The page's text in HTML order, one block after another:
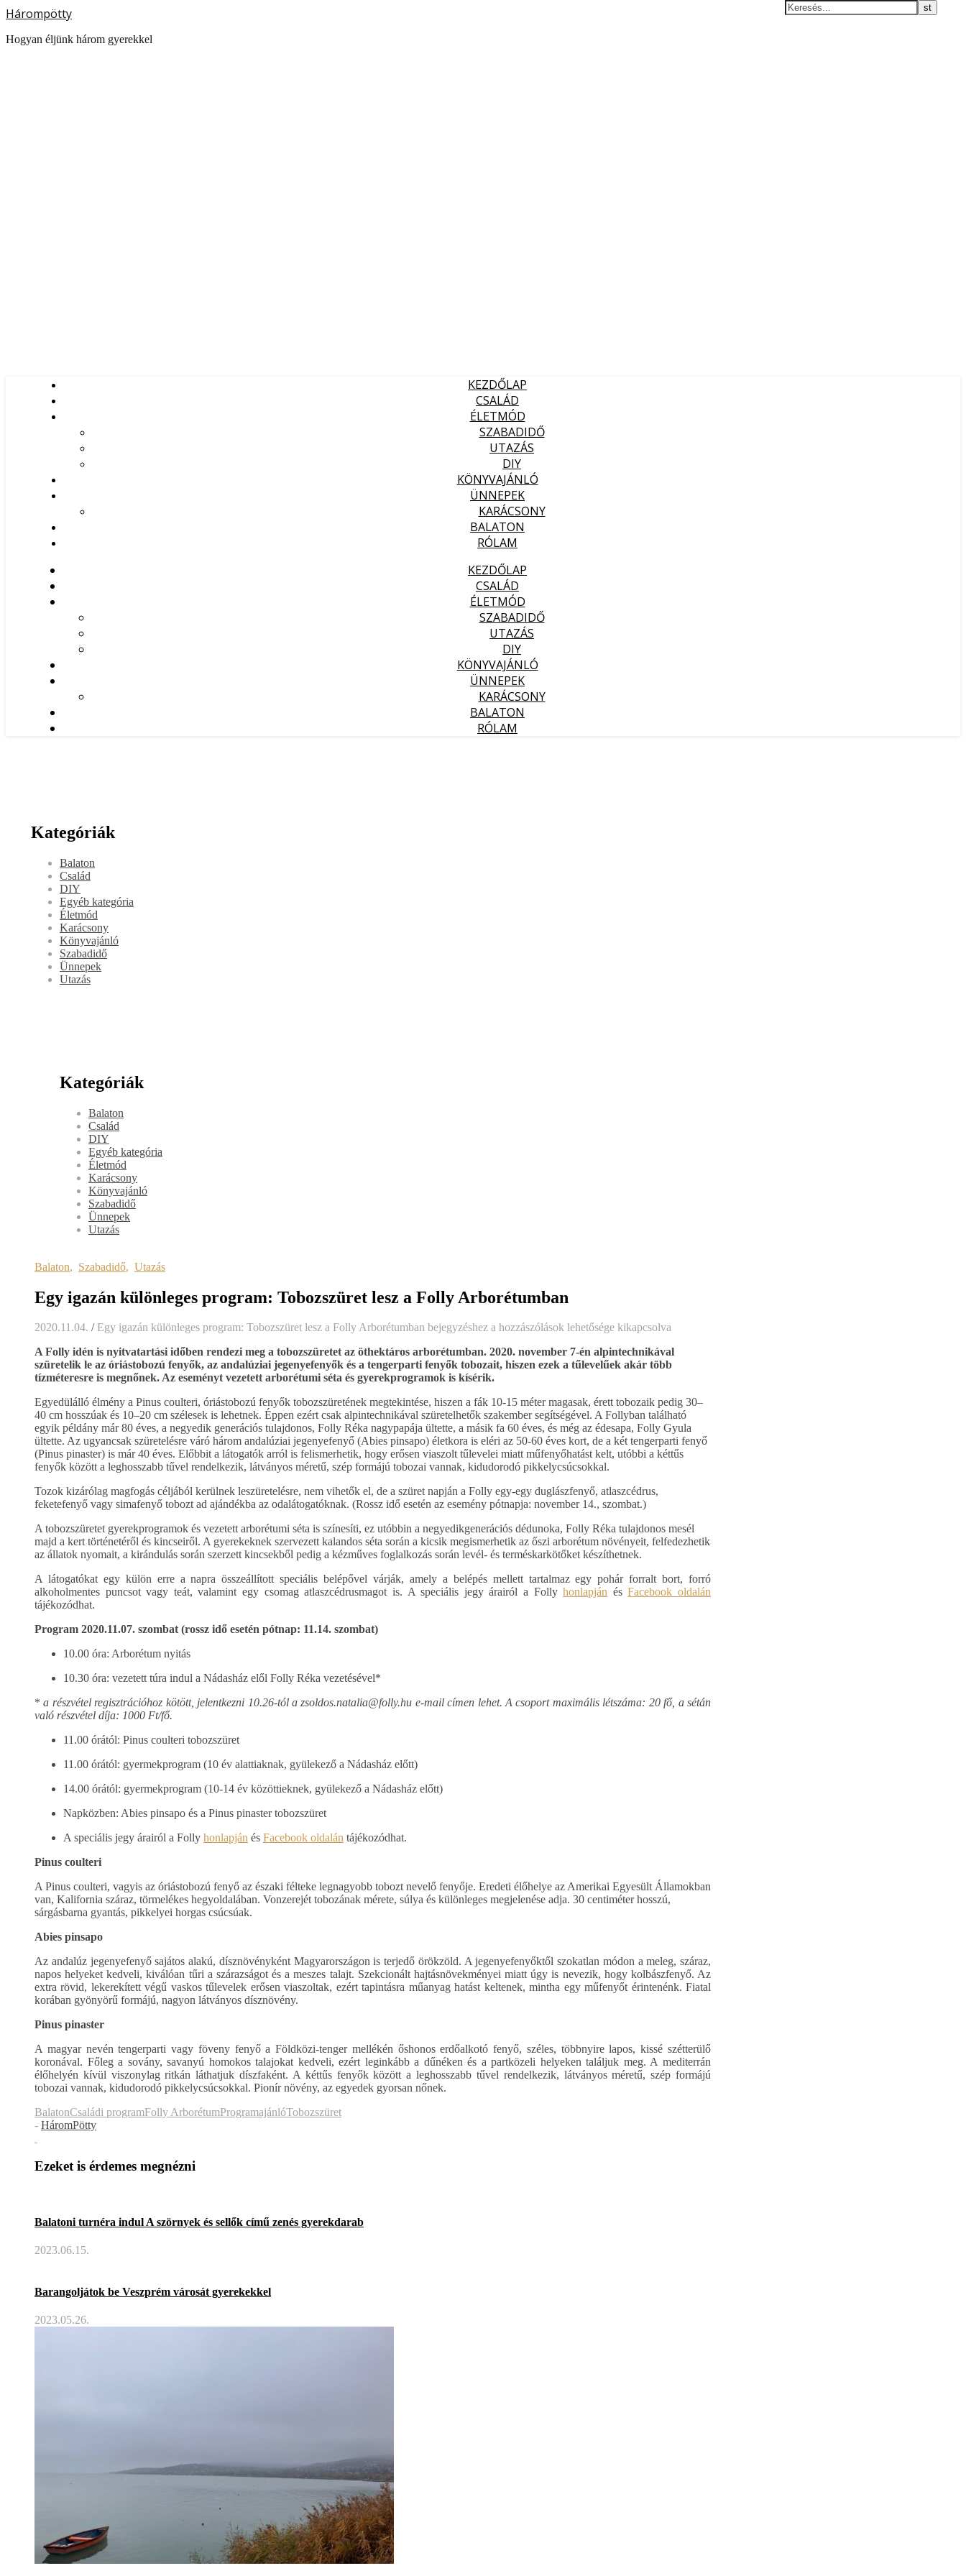
Hárompötty
Hogyan éljünk három gyerekkel
KEZDŐLAP
CSALÁD
ÉLETMÓD
SZABADIDŐ
UTAZÁS
DIY
KÖNYVAJÁNLÓ
ÜNNEPEK
KARÁCSONY
BALATON
RÓLAM
KEZDŐLAP
CSALÁD
ÉLETMÓD
SZABADIDŐ
UTAZÁS
DIY
KÖNYVAJÁNLÓ
ÜNNEPEK
KARÁCSONY
BALATON
RÓLAM
Kategóriák
Balaton
Család
DIY
Egyéb kategória
Életmód
Karácsony
Könyvajánló
Szabadidő
Ünnepek
Utazás
Kategóriák
Balaton
Család
DIY
Egyéb kategória
Életmód
Karácsony
Könyvajánló
Szabadidő
Ünnepek
Utazás
Balaton, Szabadidő, Utazás
Egy igazán különleges program: Tobozszüret lesz a Folly Arborétumban
2020.11.04. / Egy igazán különleges program: Tobozszüret lesz a Folly Arborétumban bejegyzéshez a hozzászólások lehetősége kikapcsolva
A Folly idén is nyitvatartási időben rendezi meg a tobozszüretet az öthektáros arborétumban. 2020. november 7-én alpintechnikával
szüretelik le az óriástobozú fenyők, az andalúziai jegenyefenyők és a tengerparti fenyők tobozait, hiszen ezek a tűlevelűek akár több
tízméteresre is megnőnek. Az eseményt vezetett arborétumi séta és gyerekprogramok is kísérik.
Egyedülálló élmény a Pinus coulteri, óriástobozú fenyők tobozszüretének megtekintése, hiszen a fák 10-15 méter magasak, érett tobozaik pedig 30–
40 cm hosszúak és 10–20 cm szélesek is lehetnek. Éppen ezért csak alpintechnikával szüretelhetők szakember segítségével. A Follyban található
egyik példány már 80 éves, a negyedik generációs tulajdonos, Folly Réka nagypapája ültette, a másik fa 60 éves, és még az édesapa, Folly Gyula
ültette. Az ugyancsak szüretelésre váró három andalúziai jegenyefenyő (Abies pinsapo) életkora is eléri az 50-60 éves kort, de a két tengerparti fenyő
(Pinus pinaster) is már 40 éves. Előbbit a látogatók arról is felismerhetik, hogy erősen viaszolt tűlevelei miatt műfenyőhatást kelt, utóbbi a kéttűs
fenyők között a leghosszabb tűvel rendelkezik, látványos méretű, szép formájú tobozai vannak, kidudorodó pikkelycsúcsokkal.
Tozok kizárólag magfogás céljából kerülnek leszüretelésre, nem vihetők el, de a szüret napján a Folly egy-egy duglászfenyő, atlaszcédrus,
feketefenyő vagy simafenyő tobozt ad ajándékba az odalátogatóknak. (Rossz idő esetén az esemény pótnapja: november 14., szombat.)
A tobozszüretet gyerekprogramok és vezetett arborétumi séta is színesíti, ez utóbbin a negyedikgenerációs dédunoka, Folly Réka tulajdonos mesél
majd a kert történetéről és kincseiről. A gyerekeknek szervezett kalandos séta során a kicsik megismerhetik az őszi arborétum növényeit, felfedezhetik
az állatok nyomait, a kirándulás során szerzett kincsekből pedig a kézműves foglalkozás során levél- és terméskarkötőket készíthetnek.
A látogatókat egy külön erre a napra összeállított speciális belépővel várják, amely a belépés mellett tartalmaz egy pohár forralt bort, forró
alkoholmentes puncsot vagy teát, valamint egy csomag atlaszcédrusmagot is. A speciális jegy árairól a Follyhonlapján ésFacebook oldalán
tájékozódhat.
Program 2020.11.07. szombat (rossz idő esetén pótnap: 11.14. szombat)
10.00 óra: Arborétum nyitás
10.30 óra: vezetett túra indul a Nádasház elől Folly Réka vezetésével*
*a részvétel regisztrációhoz kötött, jelentkezni 10.26-tól a zsoldos.natalia@folly.hu e-mail címen lehet. A csoport maximális létszáma: 20 fő, a sétán
való részvétel díja: 1000 Ft/fő.
11.00 órától: Pinus coulteri tobozszüret
11.00 órától: gyermekprogram (10 év alattiaknak, gyülekező a Nádasház előtt)
14.00 órától: gyermekprogram (10-14 év közöttieknek, gyülekező a Nádasház előtt)
Napközben: Abies pinsapo és a Pinus pinaster tobozszüret
A speciális jegy árairól a Folly honlapján és Facebook oldalán tájékozódhat.
Pinus coulteri
A Pinus coulteri, vagyis az óriástobozú fenyő az északi félteke legnagyobb tobozt nevelő fenyője. Eredeti élőhelye az Amerikai Egyesült Államokban
van, Kalifornia száraz, törmelékes hegyoldalában. Vonzerejét tobozának mérete, súlya és különleges megjelenése adja. 30 centiméter hosszú,
sárgásbarna gyantás, pikkelyei horgas csúcsúak.
Abies pinsapo
Az andalúz jegenyefenyő sajátos alakú, dísznövényként Magyarországon is terjedő örökzöld. A jegenyefenyőktől szokatlan módon a meleg, száraz,
napos helyeket kedveli, kiválóan tűri a szárazságot és a meszes talajt. Szekcionált hajtásnövekményei miatt úgy is nevezik, hogy kolbászfenyő. Az
extra rövid, lekerekített végű vaskos tűlevelek erősen viaszoltak, ezért tapintásra műanyag hatást keltenek, mintha egy műfenyőt érintenénk. Fiatal
korában gyönyörű formájú, nagyon látványos dísznövény.
Pinus pinaster
A magyar nevén tengerparti vagy föveny fenyő a Földközi-tenger mellékén őshonos erdőalkotó fenyő, széles, többnyire lapos, kissé szétterülő
koronával. Főleg a sovány, savanyú homokos talajokat kedveli, ezért leginkább a dűnéken és a partközeli helyeken találjuk meg. A mediterrán
élőhelyén kívül viszonylag ritkán láthatjuk díszfaként. A kéttűs fenyők között a leghosszabb tűvel rendelkezik, látványos méretű, szép formájú
tobozai vannak, kidudorodó pikkelycsúcsokkal. Pionír növény, az egyedek gyorsan nőnek.
BalatonCsaládi programFolly ArborétumProgramajánlóTobozszüret
- HáromPötty
Ezeket is érdemes megnézni
Balatoni turnéra indul A szörnyek és sellők című zenés gyerekdarab
2023.06.15.
Barangoljátok be Veszprém városát gyerekekkel
2023.05.26.